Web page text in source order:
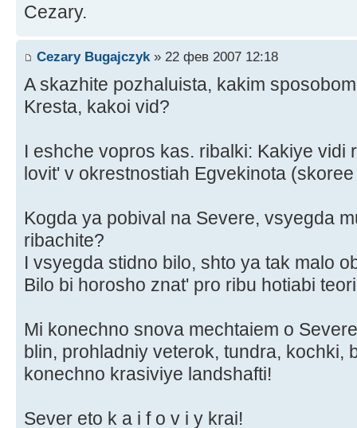
Cezary.
Cezary Bugajczyk» 22 фев 2007 12:18
A skazhite pozhaluista, kakim
Kresta, kakoi vid?
I eshche vopros kas. ribalki: Kakiye vidi
lovit' v okrestnostiah Egvekinota
Kogda ya pobival na Severe, vsyegda
ribachite?
I vsyegda stidno bilo, shto ya tak malo
Bilo bi horosho znat' pro ribu hotiabi
Mi konechno snova mechtaiem o
blin, prohladniy veterok, tundra, kochki,
konechno krasiviye landshafti!
Sever eto k a i f o v i y krai!